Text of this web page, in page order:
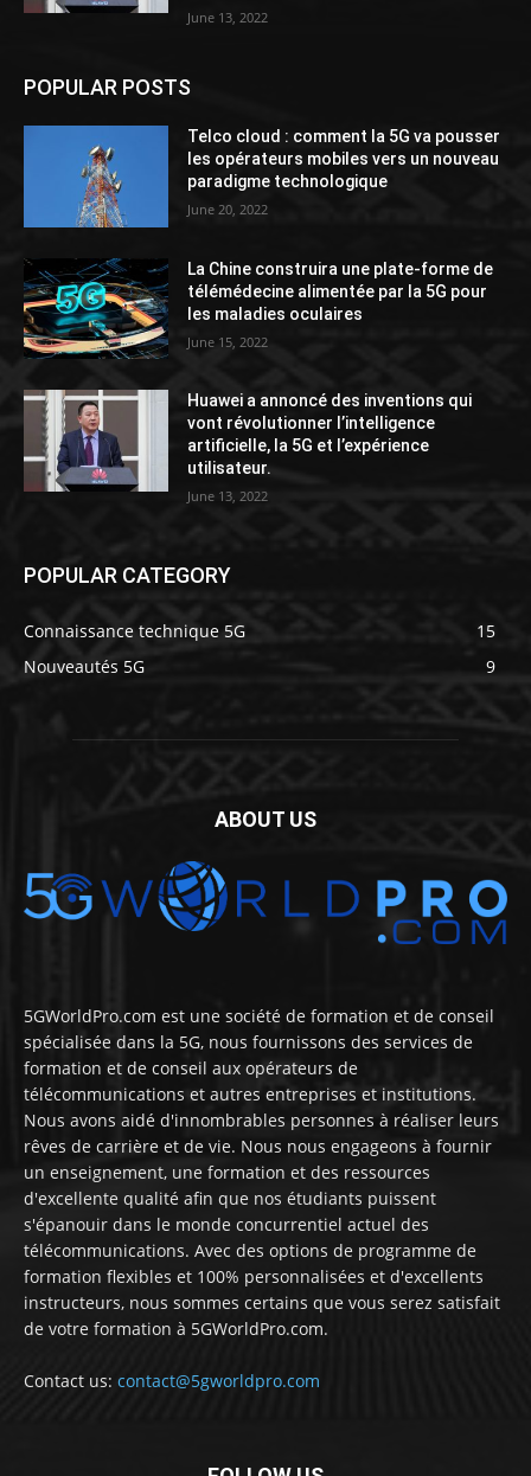
June 13, 2022
POPULAR POSTS
Telco cloud : comment la 5G va pousser
les opérateurs mobiles vers un nouveau
paradigme technologique
June 20, 2022
La Chine construira une plate-forme de
télémédecine alimentée par la 5G pour
les maladies oculaires
June 15, 2022
Huawei a annoncé des inventions qui
vont révolutionner l’intelligence
artificielle, la 5G et l’expérience
utilisateur.
June 13, 2022
POPULAR CATEGORY
Connaissance technique 5G
15
Nouveautés 5G
9
ABOUT US
5GWorldPro.com est une société de formation et de conseil
spécialisée dans la 5G, nous fournissons des services de
formation et de conseil aux opérateurs de
télécommunications et autres entreprises et institutions.
Nous avons aidé d'innombrables personnes à réaliser leurs
rêves de carrière et de vie. Nous nous engageons à fournir
un enseignement, une formation et des ressources
d'excellente qualité afin que nos étudiants puissent
s'épanouir dans le monde concurrentiel actuel des
télécommunications. Avec des options de programme de
formation flexibles et 100% personnalisées et d'excellents
instructeurs, nous sommes certains que vous serez satisfait
de votre formation à 5GWorldPro.com.
Contact us: contact@5gworldpro.com